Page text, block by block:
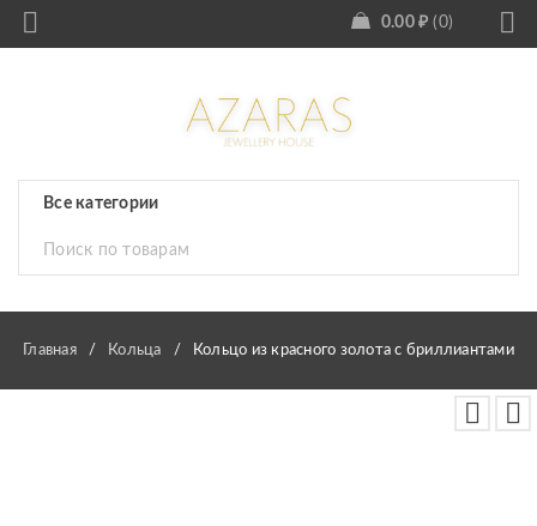
0.00 ₽ 0
Главная / Кольца / Кольцо из красного золота с бриллиантами